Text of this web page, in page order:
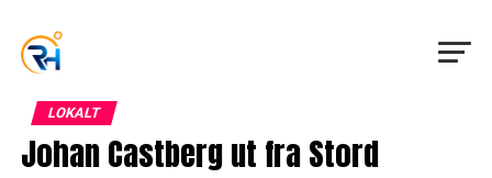
LOKALT
Johan Castberg ut fra Stord